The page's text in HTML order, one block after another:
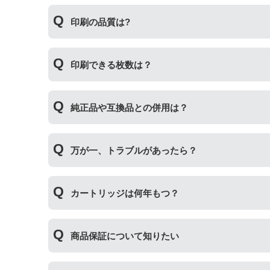
純正より印刷数量が多くなるわけではありません
印刷の品質は?
その他にも純正品、詰め替えインク、互換イン
純正インク・互換インク・詰め替えインクの違
印刷できる枚数は？
純正より印刷数量が多くなるわけではありませ
純正品や互換品との併用は？
製品の詰め替えインクやインクカートリッジと
い。
万が一、トラブルがあったら？
内、ご使用プリンタ―についてもプリンターご
カートリッジは何年もつ？
た、保管の際は直射日光の当たらない冷暗所で
商品保証について知りたい